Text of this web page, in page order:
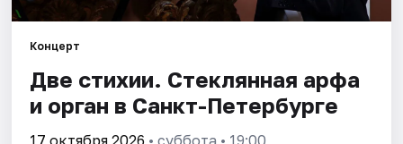
Площадки
Артисты
Концерт
Две стихии. Стеклянная арфа
и орган в Санкт-Петербурге
17 октября 2026 • суббота • 19:00